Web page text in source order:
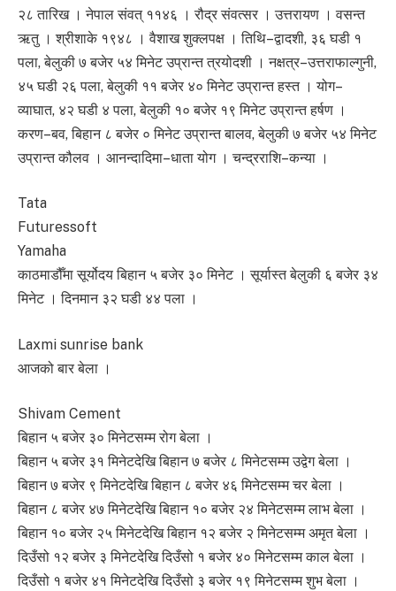
२८ तारिख । नेपाल संवत् ११४६ । रौद्र संवत्सर । उत्तरायण । वसन्त
ऋतु । श्रीशाके १९४८ । वैशाख शुक्लपक्ष । तिथि–द्वादशी, ३६ घडी १
पला, बेलुकी ७ बजेर ५४ मिनेट उप्रान्त त्रयोदशी । नक्षत्र–उत्तराफाल्गुनी,
४५ घडी २६ पला, बेलुकी ११ बजेर ४० मिनेट उप्रान्त हस्त । योग–
व्याघात, ४२ घडी ४ पला, बेलुकी १० बजेर १९ मिनेट उप्रान्त हर्षण ।
करण–बव, बिहान ८ बजेर ० मिनेट उप्रान्त बालव, बेलुकी ७ बजेर ५४ मिनेट
उप्रान्त कौलव । आनन्दादिमा–धाता योग । चन्द्रराशि–कन्या ।
Tata
Futuressoft
Yamaha
काठमाडौँमा सूर्योदय बिहान ५ बजेर ३० मिनेट । सूर्यास्त बेलुकी ६ बजेर ३४
मिनेट । दिनमान ३२ घडी ४४ पला ।
Laxmi sunrise bank
आजको बार बेला ।
Shivam Cement
बिहान ५ बजेर ३० मिनेटसम्म रोग बेला ।
बिहान ५ बजेर ३१ मिनेटदेखि बिहान ७ बजेर ८ मिनेटसम्म उद्वेग बेला ।
बिहान ७ बजेर ९ मिनेटदेखि बिहान ८ बजेर ४६ मिनेटसम्म चर बेला ।
बिहान ८ बजेर ४७ मिनेटदेखि बिहान १० बजेर २४ मिनेटसम्म लाभ बेला ।
बिहान १० बजेर २५ मिनेटदेखि बिहान १२ बजेर २ मिनेटसम्म अमृत बेला ।
दिउँसो १२ बजेर ३ मिनेटदेखि दिउँसो १ बजेर ४० मिनेटसम्म काल बेला ।
दिउँसो १ बजेर ४१ मिनेटदेखि दिउँसो ३ बजेर १९ मिनेटसम्म शुभ बेला ।